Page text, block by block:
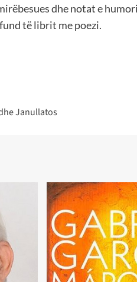
dhe notat e
të librit me poezi.
Janullatos